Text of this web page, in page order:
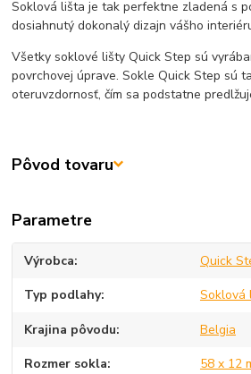
Soklová lišta je tak perfektne zladená s
dosiahnutý dokonalý dizajn vášho
Všetky soklové lišty Quick Step sú
povrchovej úprave. Sokle Quick Step sú
oteruvzdornosť, čím sa podstatne
Pôvod tovaru
Parametre
Výrobca Quick
Typ podlahy Soklová
Krajina pôvodu Belgia
Rozmer sokla 58 x 12